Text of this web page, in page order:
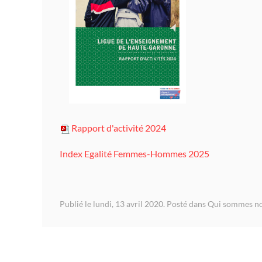
Rapport d'activité 2024
Index Egalité Femmes-Hommes 2025
Publié le lundi, 13 avril 2020. Posté dansQui sommes